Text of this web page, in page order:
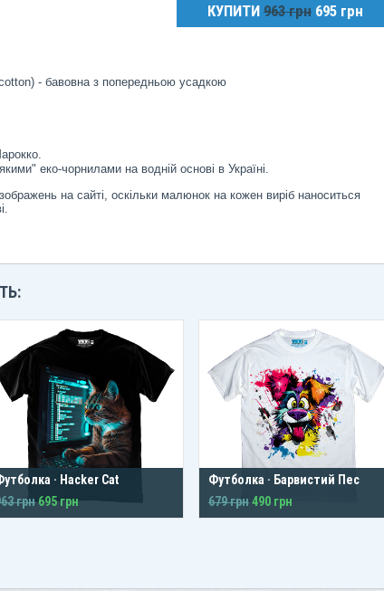
КУПИТИ 963 грн 695 грн
- бавовна з попередньою усадкою
еко-чорнилами на водній основі в Україні.
на сайті, оскільки малюнок на кожен виріб наноситься
· Hacker Cat
грн 695 грн
Футболка · Барвистий Пес
679 грн490 грн